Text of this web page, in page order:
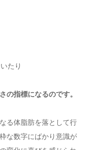
たり
の指標になるのです。
る体脂肪を落として行
な数字にばかり意識が